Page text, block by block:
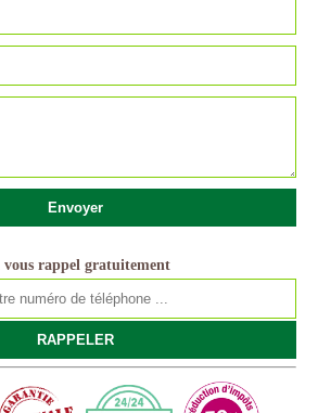
vous rappel gratuitement